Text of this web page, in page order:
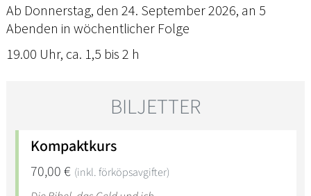
Ab Donnerstag, den 24. September 2026, an 5
Abenden in wöchentlicher Folge
19.00 Uhr, ca. 1,5 bis 2 h